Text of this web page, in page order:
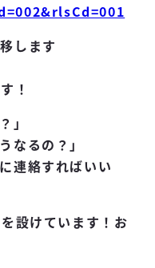
します
！
」
なるの？」
連絡すればいい
を設けています！お